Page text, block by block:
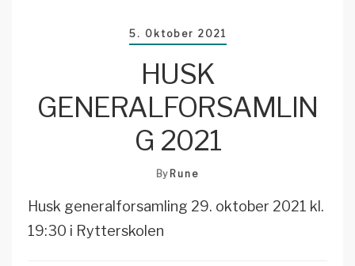
5. Oktober 2021
HUSK
GENERALFORSAMLIN
G 2021
By Rune
Husk generalforsamling 29. oktober 2021 kl.
19:30 i Rytterskolen